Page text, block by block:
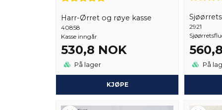
Harr-Ørret og røye kasse
40858
Kasse inngår
530,8 NOK
På lager
KJØPE
2921
På